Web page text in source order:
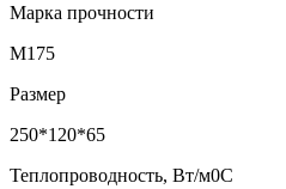
Марка прочности
М175
Размер
250*120*65
Теплопроводность, Вт/м0С